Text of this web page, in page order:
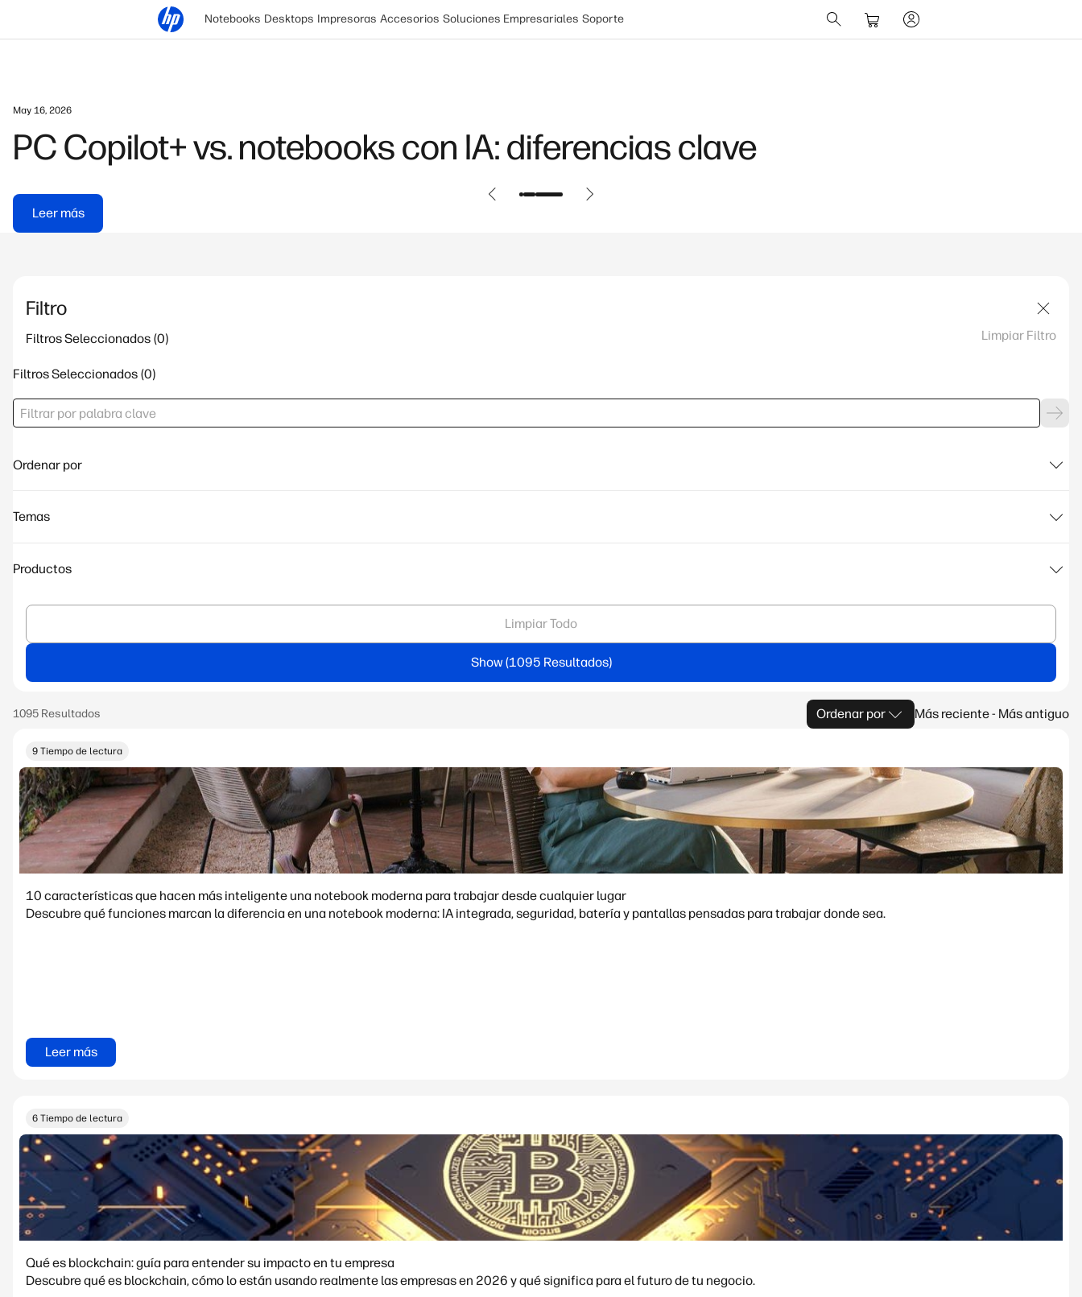
Notebooks Desktops Impresoras Accesorios Soluciones Empresariales Soporte
May 16, 2026
PC Copilot+ vs. notebooks con IA: diferencias clave
Leer más
Filtro
Filtros Seleccionados Limpiar Filtro
Filtros Seleccionados
Ordenar por
Temas
Productos
Limpiar Todo
Show
Ordenar por Más reciente - Más antiguo
9 Tiempo de lectura
10 características que hacen más inteligente una notebook moderna para trabajar desde cualquier lugar
Descubre qué funciones marcan la diferencia en una notebook moderna: IA integrada, seguridad, batería y pantallas pensadas para trabajar donde sea.
Leer más
6 Tiempo de lectura
Qué es blockchain: guía para entender su impacto en tu empresa
Descubre qué es blockchain, cómo lo están usando realmente las empresas en 2026 y qué significa para el futuro de tu negocio.